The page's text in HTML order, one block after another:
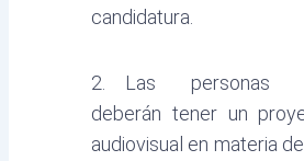
candidatura.
2. Las personas
deberán tener un
audiovisual en materia